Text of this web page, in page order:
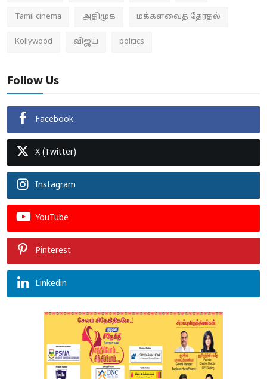
Tamil cinema அதிமுக மக்களவைத் தேர்தல்
Kollywood விஜய் politics
Follow Us
Facebook
X (Twitter)
Instagram
YouTube
Pinterest
Linkedin